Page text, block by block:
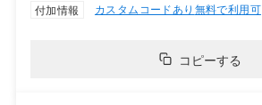
付加情報
カスタムコードあり 無料で利用可
コピーする